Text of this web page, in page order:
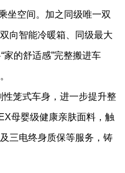
坐空间。加之同级唯一双
向智能冷暖箱、同级最大
的舒适感”完整搬进车
笼式车身，进一步提升整
母婴级健康亲肤面料，触
三电终身质保等服务，铸